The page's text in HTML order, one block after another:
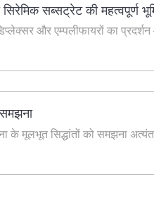
सब्सट्रेट की महत्वपूर्ण
और एम्पलीफायरों का
के मूलभूत सिद्धांतों को समझना